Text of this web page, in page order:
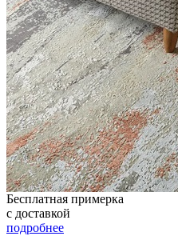
Бесплатная примерка
с доставкой
подробнее